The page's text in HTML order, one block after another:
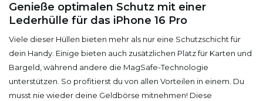
Genieße optimalen Schutz mit einer
Lederhülle für das iPhone 16 Pro
Viele dieser Hüllen bieten mehr als nur eine Schutzschicht für
dein Handy. Einige bieten auch zusätzlichen Platz für Karten und
Bargeld, während andere die MagSafe-Technologie
unterstützen. So profitierst du von allen Vorteilen in einem. Du
musst nie wieder deine Geldbörse mitnehmen! Diese